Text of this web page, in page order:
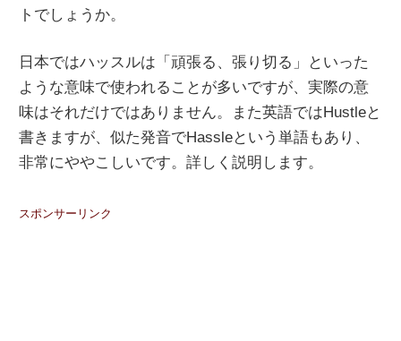
トでしょうか。
日本ではハッスルは「頑張る、張り切る」といった
ような意味で使われることが多いですが、実際の意
味はそれだけではありません。また英語ではHustleと
書きますが、似た発音でHassleという単語もあり、
非常にややこしいです。詳しく説明します。
スポンサーリンク